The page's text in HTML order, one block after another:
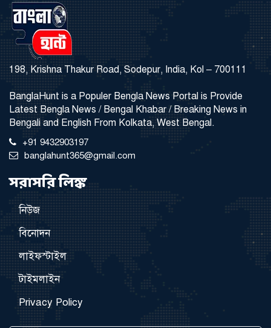
198, Krishna Thakur Road, Sodepur, India, Kol – 700111
BanglaHunt is a Populer Bengla News Portal is Provide
Latest Bengla News / Bengal Khabar / Breaking News in
Bengali and English From Kolkata, West Bengal.
+91 9432903197
banglahunt365@gmail.com
সরাসরি লিঙ্ক
নিউজ
বিনোদন
লাইফস্টাইল
টাইমলাইন
Privacy Policy